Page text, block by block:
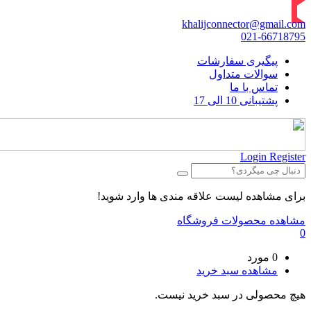
khalijconnector@gmail.com
021-66718795
پیگیری سفارشات
سوالات متداول
تماس با ما
پشتیبانی 10 الی 17
Login Register
برای مشاهده لیست علاقه مندی ها وارد شوید!
مشاهده محصولات فروشگاه
0
0 مورد
مشاهده سبد خرید
هیچ محصولی در سبد خرید نیست.